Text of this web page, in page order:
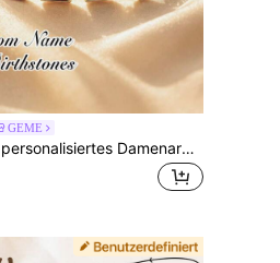
GEME
1 Stück personalisiertes Damenarmband, Gold-Edelstein-Armband, Familien-Geburtsstein-Armband, Schmuckzubehör, Armband für Mama, personalisiertes Geschenk für Mama, Schmuck für Mama, geeignet für den täglichen Gebrauch, Abschlussball, Hochzeit, Party